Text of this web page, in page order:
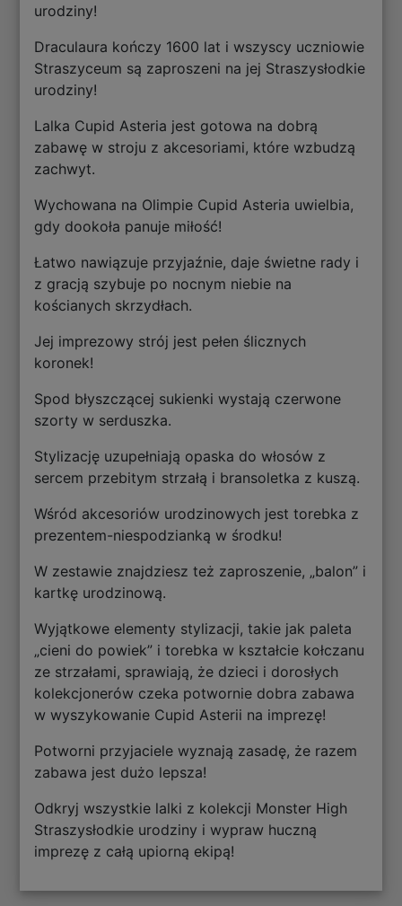
urodziny!
Draculaura kończy 1600 lat i wszyscy uczniowie
Straszyceum są zaproszeni na jej Straszysłodkie
urodziny!
Lalka Cupid Asteria jest gotowa na dobrą
zabawę w stroju z akcesoriami, które wzbudzą
zachwyt.
Wychowana na Olimpie Cupid Asteria uwielbia,
gdy dookoła panuje miłość!
Łatwo nawiązuje przyjaźnie, daje świetne rady i
z gracją szybuje po nocnym niebie na
kościanych skrzydłach.
Jej imprezowy strój jest pełen ślicznych
koronek!
Spod błyszczącej sukienki wystają czerwone
szorty w serduszka.
Stylizację uzupełniają opaska do włosów z
sercem przebitym strzałą i bransoletka z kuszą.
Wśród akcesoriów urodzinowych jest torebka z
prezentem-niespodzianką w środku!
W zestawie znajdziesz też zaproszenie, „balon” i
kartkę urodzinową.
Wyjątkowe elementy stylizacji, takie jak paleta
„cieni do powiek” i torebka w kształcie kołczanu
ze strzałami, sprawiają, że dzieci i dorosłych
kolekcjonerów czeka potwornie dobra zabawa
w wyszykowanie Cupid Asterii na imprezę!
Potworni przyjaciele wyznają zasadę, że razem
zabawa jest dużo lepsza!
Odkryj wszystkie lalki z kolekcji Monster High
Straszysłodkie urodziny i wypraw huczną
imprezę z całą upiorną ekipą!